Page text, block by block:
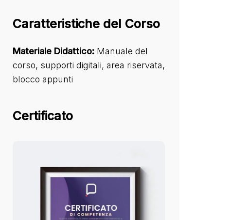
Caratteristiche del Corso
Materiale Didattico:Manuale del
corso, supporti digitali, area riservata,
blocco appunti
Certificato